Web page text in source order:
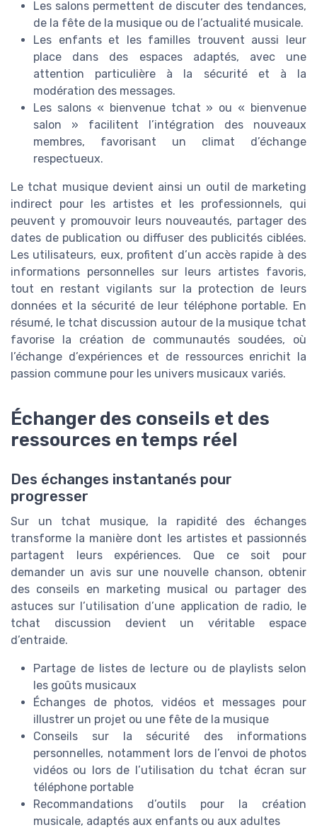
Les salons permettent de discuter des tendances,
de la fête de la musique ou de l’actualité musicale.
Les enfants et les familles trouvent aussi leur
place dans des espaces adaptés, avec une
attention particulière à la sécurité et à la
modération des messages.
Les salons « bienvenue tchat » ou « bienvenue
salon » facilitent l’intégration des nouveaux
membres, favorisant un climat d’échange
respectueux.
Le tchat musique devient ainsi un outil de marketing
indirect pour les artistes et les professionnels, qui
peuvent y promouvoir leurs nouveautés, partager des
dates de publication ou diffuser des publicités ciblées.
Les utilisateurs, eux, profitent d’un accès rapide à des
informations personnelles sur leurs artistes favoris,
tout en restant vigilants sur la protection de leurs
données et la sécurité de leur téléphone portable. En
résumé, le tchat discussion autour de la musique tchat
favorise la création de communautés soudées, où
l’échange d’expériences et de ressources enrichit la
passion commune pour les univers musicaux variés.
Échanger des conseils et des
ressources en temps réel
Des échanges instantanés pour
progresser
Sur un tchat musique, la rapidité des échanges
transforme la manière dont les artistes et passionnés
partagent leurs expériences. Que ce soit pour
demander un avis sur une nouvelle chanson, obtenir
des conseils en marketing musical ou partager des
astuces sur l’utilisation d’une application de radio, le
tchat discussion devient un véritable espace
d’entraide.
Partage de listes de lecture ou de playlists selon
les goûts musicaux
Échanges de photos, vidéos et messages pour
illustrer un projet ou une fête de la musique
Conseils sur la sécurité des informations
personnelles, notamment lors de l’envoi de photos
vidéos ou lors de l’utilisation du tchat écran sur
téléphone portable
Recommandations d’outils pour la création
musicale, adaptés aux enfants ou aux adultes